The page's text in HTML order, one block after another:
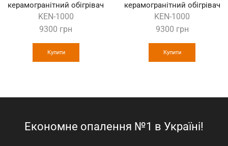
керамогранітний обігрівач
KEN-1000
9300 грн
Купити
керамогранітний обігрівач
KEN-1000
9300 грн
Купити
Економне опалення №1 в Україні!